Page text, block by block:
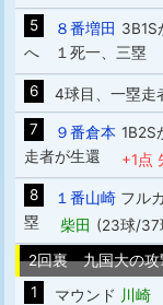
5
８番増田 3B1S
へ １死一、三塁
6
4球目、一塁
7
９番倉本 1B2S
走者が生還 +1点
8
１番山崎 フル
塁 柴田 (23球/37
2回裏 九国大の攻
1
マウンド 川崎